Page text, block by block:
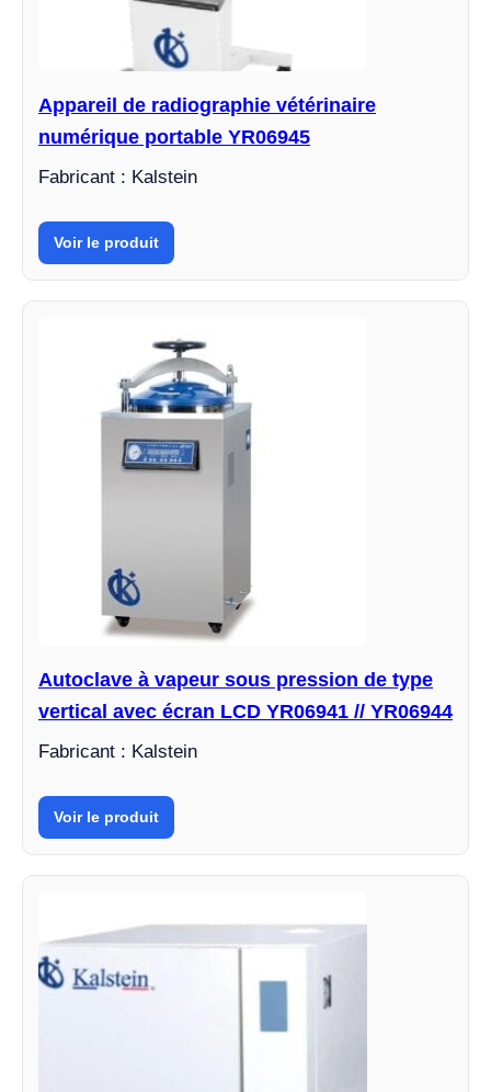
Appareil de radiographie vétérinaire
numérique portable YR06945
Fabricant : Kalstein
Voir le produit
Autoclave à vapeur sous pression de type
vertical avec écran LCD YR06941 // YR06944
Fabricant : Kalstein
Voir le produit